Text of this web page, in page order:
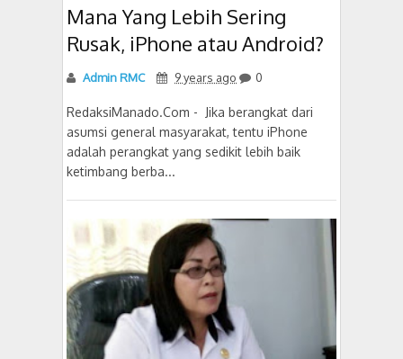
Mana Yang Lebih Sering
Rusak, iPhone atau Android?
Admin RMC 9 years ago 0
RedaksiManado.Com - Jika berangkat dari
asumsi general masyarakat, tentu iPhone
adalah perangkat yang sedikit lebih baik
ketimbang berba...